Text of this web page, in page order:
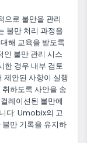
으로 불만을 관리
불만 처리 과정을
해 교육을 받도록
인 불만 관리 시스
한 경우 내부 검토
제안된 사항이 실행
하도록 사안을 송
레이션된 불만에
다: Umobix의 고
만 기록을 유지하